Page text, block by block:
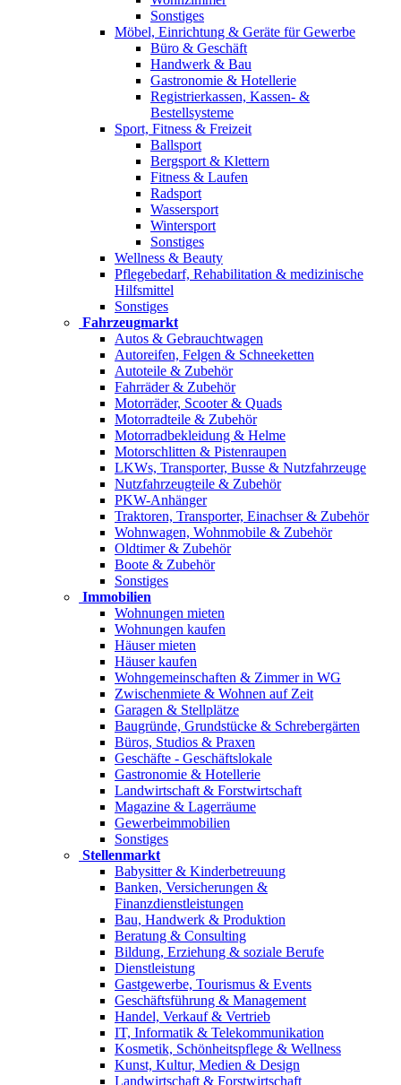
Sonstiges
Möbel, Einrichtung & Geräte für Gewerbe
Büro & Geschäft
Handwerk & Bau
Gastronomie & Hotellerie
Registrierkassen, Kassen- &
Bestellsysteme
Sport, Fitness & Freizeit
Ballsport
Bergsport & Klettern
Fitness & Laufen
Radsport
Wassersport
Wintersport
Sonstiges
Wellness & Beauty
Pflegebedarf, Rehabilitation & medizinische
Hilfsmittel
Sonstiges
Fahrzeugmarkt
Autos & Gebrauchtwagen
Autoreifen, Felgen & Schneeketten
Autoteile & Zubehör
Fahrräder & Zubehör
Motorräder, Scooter & Quads
Motorradteile & Zubehör
Motorradbekleidung & Helme
Motorschlitten & Pistenraupen
LKWs, Transporter, Busse & Nutzfahrzeuge
Nutzfahrzeugteile & Zubehör
PKW-Anhänger
Traktoren, Transporter, Einachser & Zubehör
Wohnwagen, Wohnmobile & Zubehör
Oldtimer & Zubehör
Boote & Zubehör
Sonstiges
Immobilien
Wohnungen mieten
Wohnungen kaufen
Häuser mieten
Häuser kaufen
Wohngemeinschaften & Zimmer in WG
Zwischenmiete & Wohnen auf Zeit
Garagen & Stellplätze
Baugründe, Grundstücke & Schrebergärten
Büros, Studios & Praxen
Geschäfte - Geschäftslokale
Gastronomie & Hotellerie
Landwirtschaft & Forstwirtschaft
Magazine & Lagerräume
Gewerbeimmobilien
Sonstiges
Stellenmarkt
Babysitter & Kinderbetreuung
Banken, Versicherungen &
Finanzdienstleistungen
Bau, Handwerk & Produktion
Beratung & Consulting
Bildung, Erziehung & soziale Berufe
Dienstleistung
Gastgewerbe, Tourismus & Events
Geschäftsführung & Management
Handel, Verkauf & Vertrieb
IT, Informatik & Telekommunikation
Kosmetik, Schönheitspflege & Wellness
Kunst, Kultur, Medien & Design
Landwirtschaft & Forstwirtschaft